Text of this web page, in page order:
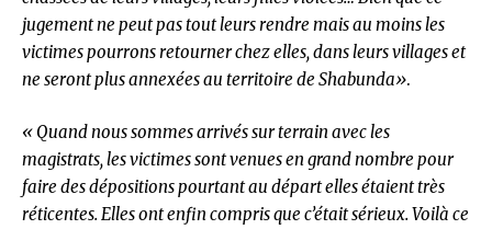
jugement ne peut pas tout leurs rendre mais au moins les
victimes pourrons retourner chez elles, dans leurs villages et
ne seront plus annexées au territoire de Shabunda».
« Quand nous sommes arrivés sur terrain avec les
magistrats, les victimes sont venues en grand nombre pour
faire des dépositions pourtant au départ elles étaient très
réticentes. Elles ont enfin compris que c’était sérieux. Voilà ce